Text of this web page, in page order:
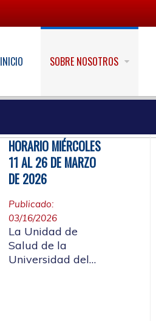
INICIO SOBRE NOSOTROS
HORARIO MIÉRCOLES
11 AL 26 DE MARZO
DE 2026
Publicado:
03/16/2026
La Unidad de
Salud de la
Universidad del